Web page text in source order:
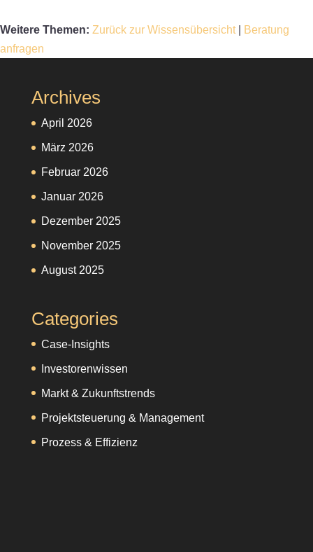
Weitere Themen: Zurück zur Wissensübersicht|
Beratung
anfragen
Archives
April 2026
März 2026
Februar 2026
Januar 2026
Dezember 2025
November 2025
August 2025
Categories
Case-Insights
Investorenwissen
Markt & Zukunftstrends
Projektsteuerung & Management
Prozess & Effizienz